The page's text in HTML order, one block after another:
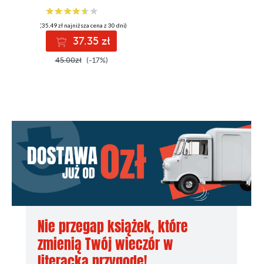
ocali świat
(35,49 zł najniższa cena z 30 dni)
37.35 zł
45.00zł (-17%)
Nie przegap książek, które
zmienią Twój wieczór w